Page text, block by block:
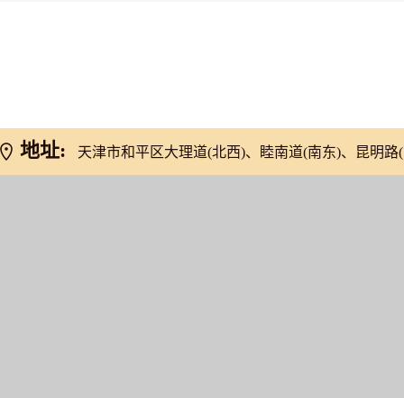
地址:
天津市和平区大理道(北西)、睦南道(南东)、昆明